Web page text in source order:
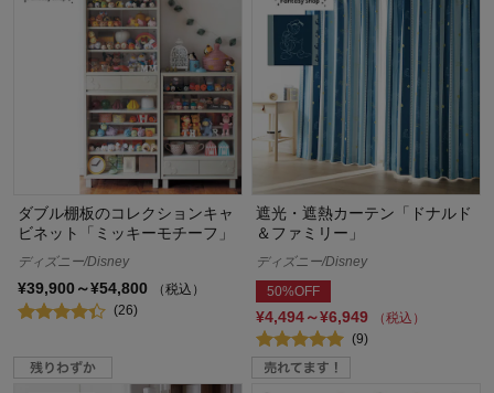
ダブル棚板のコレクションキャ
ビネット「ミッキーモチーフ」
ディズニー/Disney
¥39,900～¥54,800
（税込）
(26)
遮光・遮熱カーテン「ドナルド
＆ファミリー」
ディズニー/Disney
50%OFF
¥4,494～¥6,949
（税込）
(9)